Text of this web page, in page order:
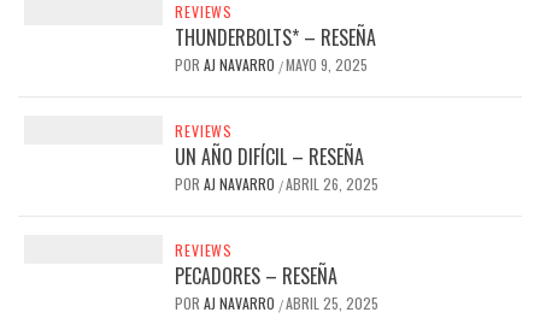
REVIEWS
THUNDERBOLTS* – RESEÑA
POR AJ NAVARRO /MAYO 9, 2025
REVIEWS
UN AÑO DIFÍCIL – RESEÑA
POR AJ NAVARRO /ABRIL 26, 2025
REVIEWS
PECADORES – RESEÑA
POR AJ NAVARRO /ABRIL 25, 2025